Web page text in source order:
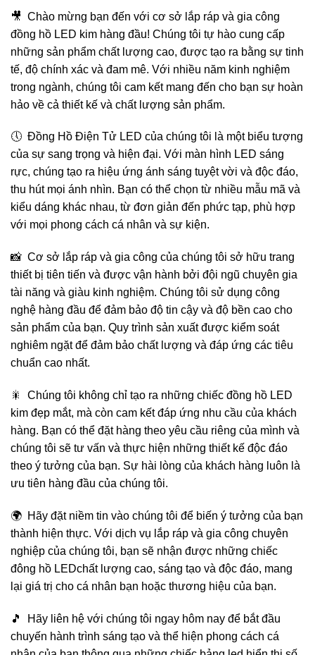
🎥 Chào mừng bạn đến với cơ sở lắp ráp và gia công
đồng hồ LED kim hàng đầu! Chúng tôi tự hào cung cấp
những sản phẩm chất lượng cao, được tạo ra bằng sự tinh
tế, độ chính xác và đam mê. Với nhiều năm kinh nghiệm
trong ngành, chúng tôi cam kết mang đến cho bạn sự hoàn
hảo về cả thiết kế và chất lượng sản phẩm.
🕔 Đồng Hồ Điện Tử LED của chúng tôi là một biểu tượng
của sự sang trọng và hiện đại. Với màn hình LED sáng
rực, chúng tạo ra hiệu ứng ánh sáng tuyệt vời và độc đáo,
thu hút mọi ánh nhìn. Bạn có thể chọn từ nhiều mẫu mã và
kiểu dáng khác nhau, từ đơn giản đến phức tạp, phù hợp
với mọi phong cách cá nhân và sự kiện.
📸 Cơ sở lắp ráp và gia công của chúng tôi sở hữu trang
thiết bị tiên tiến và được vận hành bởi đội ngũ chuyên gia
tài năng và giàu kinh nghiệm. Chúng tôi sử dụng công
nghệ hàng đầu để đảm bảo độ tin cậy và độ bền cao cho
sản phẩm của bạn. Quy trình sản xuất được kiểm soát
nghiêm ngặt để đảm bảo chất lượng và đáp ứng các tiêu
chuẩn cao nhất.
🎇 Chúng tôi không chỉ tạo ra những chiếc đồng hồ LED
kim đẹp mắt, mà còn cam kết đáp ứng nhu cầu của khách
hàng. Bạn có thể đặt hàng theo yêu cầu riêng của mình và
chúng tôi sẽ tư vấn và thực hiện những thiết kế độc đáo
theo ý tưởng của bạn. Sự hài lòng của khách hàng luôn là
ưu tiên hàng đầu của chúng tôi.
🌍 Hãy đặt niềm tin vào chúng tôi để biến ý tưởng của bạn
thành hiện thực. Với dịch vụ lắp ráp và gia công chuyên
nghiệp của chúng tôi, bạn sẽ nhận được những chiếc
đông hồ LEDchất lượng cao, sáng tạo và độc đáo, mang
lại giá trị cho cá nhân bạn hoặc thương hiệu của bạn.
🎵 Hãy liên hệ với chúng tôi ngay hôm nay để bắt đầu
chuyến hành trình sáng tạo và thể hiện phong cách cá